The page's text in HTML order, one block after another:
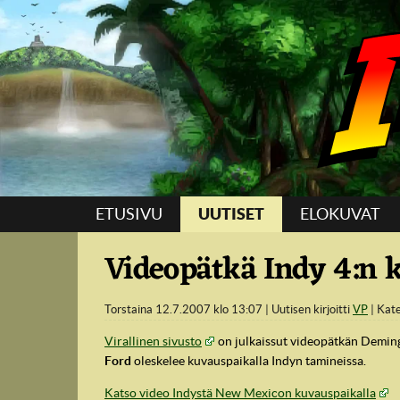
Suoraan sisältöön
ETUSIVU UUTISET ELOKUVAT
Videopätkä Indy 4:n
Torstaina 12.7.2007 klo 13:07 Uutisen kirjoitti VP
Virallinen sivusto on julkaissut videopätkän
Ford oleskelee kuvauspaikalla Indyn tamineissa.
Katso video Indystä New Mexicon kuvauspaikalla